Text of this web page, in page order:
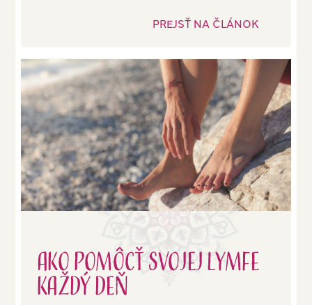
PREJSŤ NA ČLÁNOK
Ako pomôcť svojej lymfe
každý deň